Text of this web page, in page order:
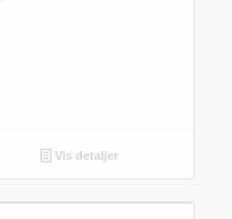
Vis detaljer